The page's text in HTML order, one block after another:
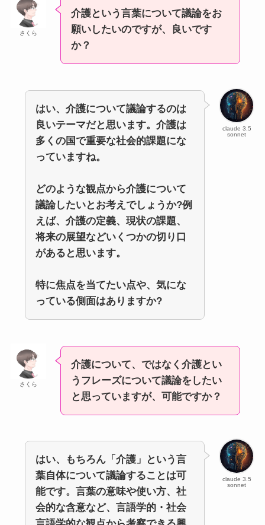
さくら
介護という言葉について議論をお
願いしたいのですが、良いです
か？
claude 3.5
sonnet
はい、介護について議論するのは
良いテーマだと思います。介護は
多くの国で重要な社会的課題にな
っていますね。
どのような観点から介護について
議論したいとお考えでしょうか?例
えば、介護の定義、現状の課題、
将来の展望などいくつかの切り口
があると思います。
特に焦点を当てたい点や、気にな
っている側面はありますか?
さくら
介護について、ではなく介護とい
うフレーズについて議論をしたい
と思っていますが、可能ですか？
claude 3.5
sonnet
はい、もちろん「介護」という言
葉自体について議論することは可
能です。言葉の意味や使い方、社
会的な含意など、言語学的・社会